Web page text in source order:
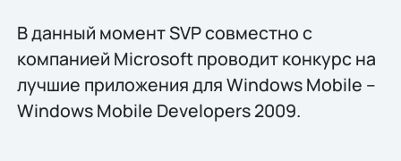
В данный момент SVP совместно с
компанией Microsoft проводит конкурс на
лучшие приложения для Windows Mobile –
Windows Mobile Developers 2009.